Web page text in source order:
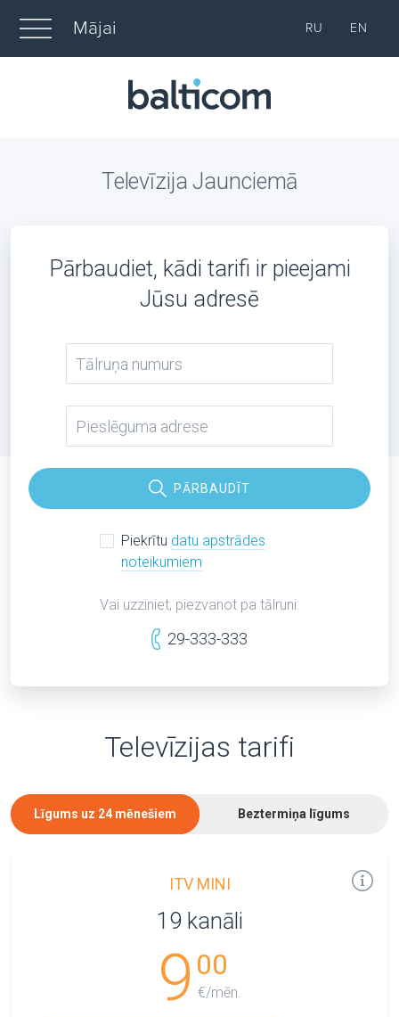
Mājai RU EN
Televīzija Jaunciemā
Pārbaudiet, kādi tarifi ir pieejami
Jūsu adresē
PĀRBAUDĪT
Piekrītu datu apstrādes
noteikumiem
Vai uzziniet, piezvanot pa tālruni:
29-333-333
Televīzijas tarifi
Līgums uz 24 mēnešiem Beztermiņa līgums
ITV MINI
19 kanāli
9 00
€/mēn.